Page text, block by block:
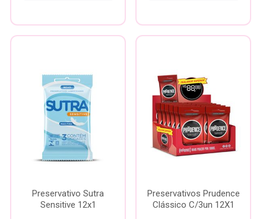
Preservativo Sutra
Sensitive 12x1
Preservativos Prudence
Clássico C/3un 12X1